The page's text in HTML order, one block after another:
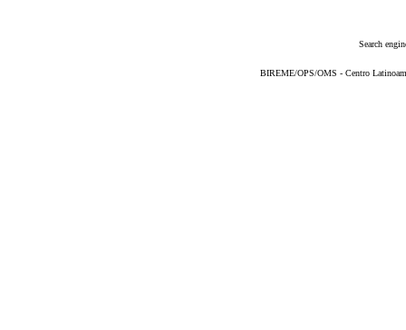
Search
BIREME/OPS/OMS - Centro